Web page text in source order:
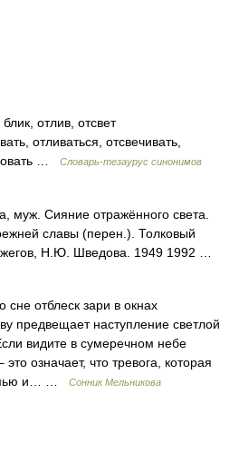
отлив, отсвет
отливаться, отсвечивать,
…
Словарь-тезаурус синонимов
Сияние отражённого света.
славы (перен.). Толковый
Н.Ю. Шведова. 1949 1992 …
отблеск зари в окнах
предвещает наступление светлой
видите в сумеречном небе
означает, что тревога, которая
и… …
Сонник Мельникова